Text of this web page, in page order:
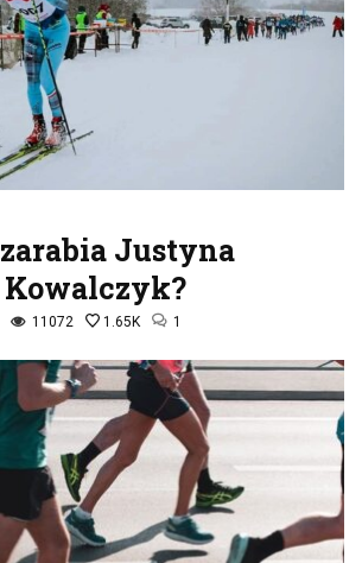
Justyna
Kowalczyk?
11072 1.65K 1